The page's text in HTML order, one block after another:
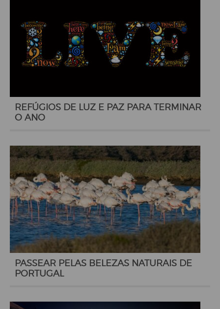
REFÚGIOS DE LUZ E PAZ PARA TERMINAR
O ANO
PASSEAR PELAS BELEZAS NATURAIS DE
PORTUGAL